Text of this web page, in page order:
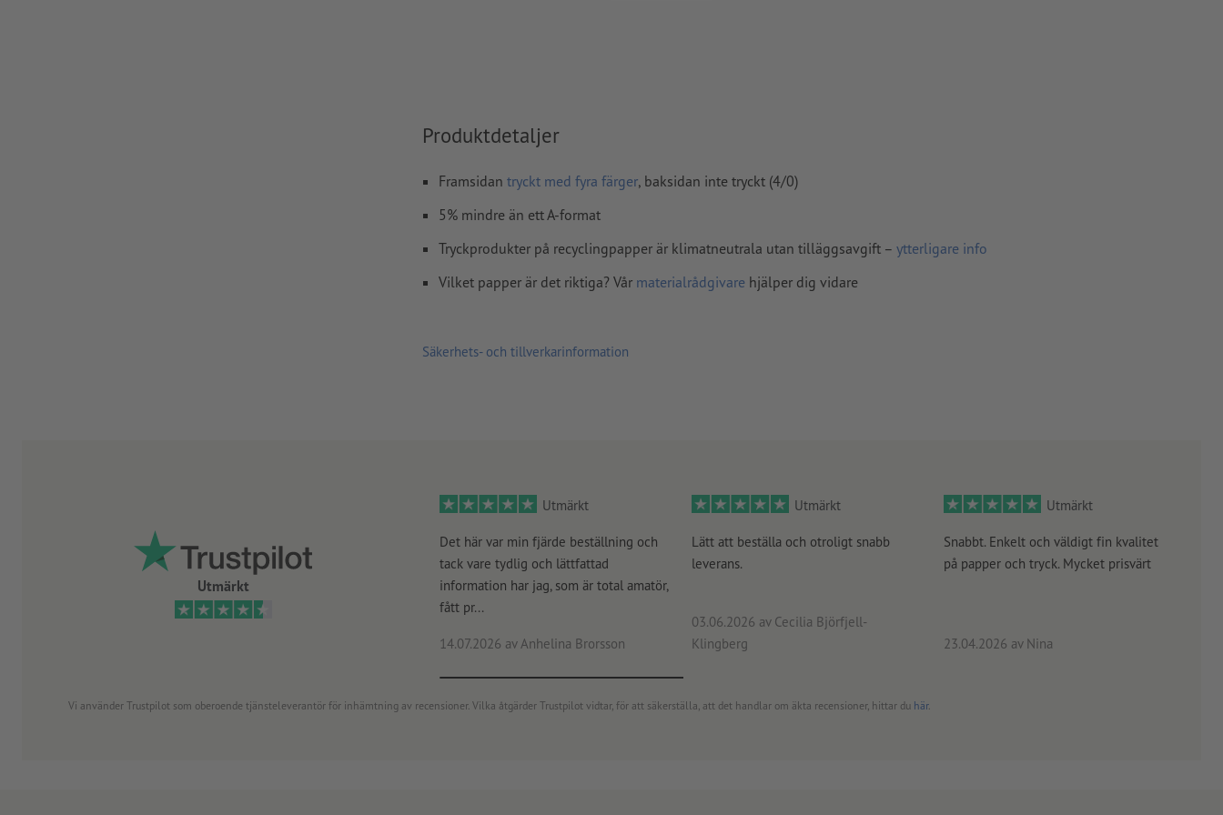
kontrolleras inte av oss
Produktdetaljer
Framsidan tryckt med fyra färger, baksidan inte tryckt (4/0)
5% mindre än ett A-format
Tryckprodukter på recyclingpapper är klimatneutrala utan tilläggsavgift – ytterligare info
Vilket papper är det riktiga? Vår materialrådgivare hjälper dig vidare
Säkerhets- och tillverkarinformation
Utmärkt
Utmärkt
Det här var min fjärde beställning och
tack vare tydlig och lättfattad
information har jag, som är total amatör,
fått pr...
14.07.2026 av Anhelina Brorsson
Utmärkt
Lätt att beställa och otroligt snabb
leverans.
03.06.2026 av Cecilia Björfjell-
Klingberg
Utmärkt
Snabbt. Enkelt och väldigt fin kvalitet
på papper och tryck. Mycket prisvärt
23.04.2026 av Nina
Vi använder Trustpilot som oberoende tjänsteleverantör för inhämtning av recensioner. Vilka åtgärder Trustpilot vidtar, för att säkerställa, att det handlar om äkta recensioner, hittar du här.